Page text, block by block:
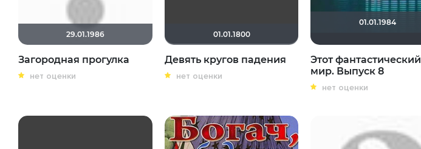
29.01.1986
Загородная прогулка
нет оценки
01.01.1800
Девять кругов падения
нет оценки
01.01.1984
Этот фантастический
мир. Выпуск 8
нет оценки